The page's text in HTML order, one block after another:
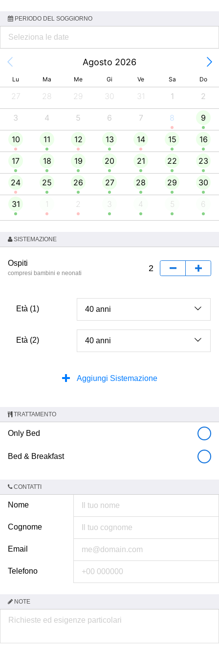
PERIODO DEL SOGGIORNO
Agosto 2026
Lu Ma Me Gi Ve Sa Do
27 28 29 30 31 1 2
3 4 5 6 7 8 9
10 11 12 13 14 15 16
17 18 19 20 21 22 23
24 25 26 27 28 29 30
31 1 2 3 4 5 6
SISTEMAZIONE
Ospiti
compresi bambini e neonati
Età (1)
Età (2)
Aggiungi Sistemazione
TRATTAMENTO
Only Bed
Bed & Breakfast
CONTATTI
Nome
Cognome
Email
Telefono
NOTE